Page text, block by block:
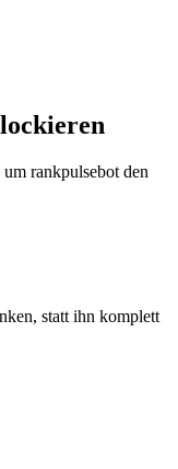
um rankpulsebot den
statt ihn komplett